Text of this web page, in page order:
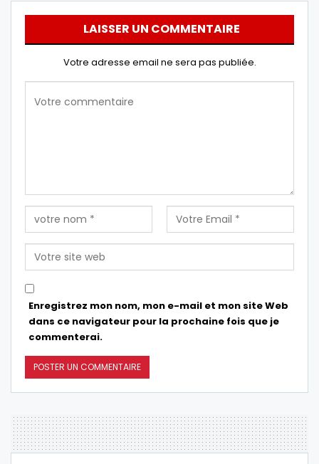
LAISSER UN COMMENTAIRE
Votre adresse email ne sera pas publiée.
Enregistrez mon nom, mon e-mail et mon site Web
dans ce navigateur pour la prochaine fois que je
commenterai.